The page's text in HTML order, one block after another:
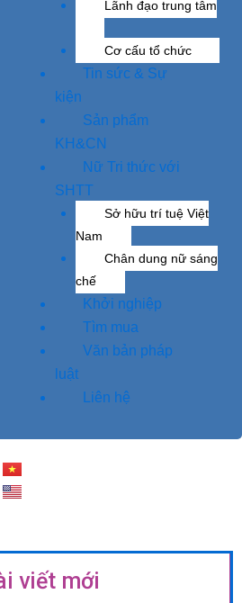
Lãnh đạo trung tâm
Cơ cấu tổ chức
Tin sức & Sự
kiện
Sản phẩm
KH&CN
Nữ Tri thức với
SHTT
Sở hữu trí tuệ Việt
Nam
Chân dung nữ sáng
chế
Khởi nghiệp
Tìm mua
Văn bản pháp
luật
Liên hệ
viết mới